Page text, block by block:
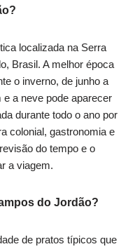
localizada na Serra
Brasil. A melhor época
o inverno, de junho a
a neve pode aparecer
durante todo o ano por
colonial, gastronomia e
do tempo e o
a viagem.
do Jordão?
de pratos típicos que